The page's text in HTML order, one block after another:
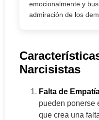
emocionalmente y
admiración de los
Narcisistas
Falta de
pueden ponerse
que crea una